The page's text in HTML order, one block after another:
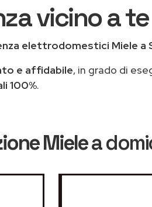
vicino a te
elettrodomestici Miele a
e affidabile, in grado di
100%.
Mielea